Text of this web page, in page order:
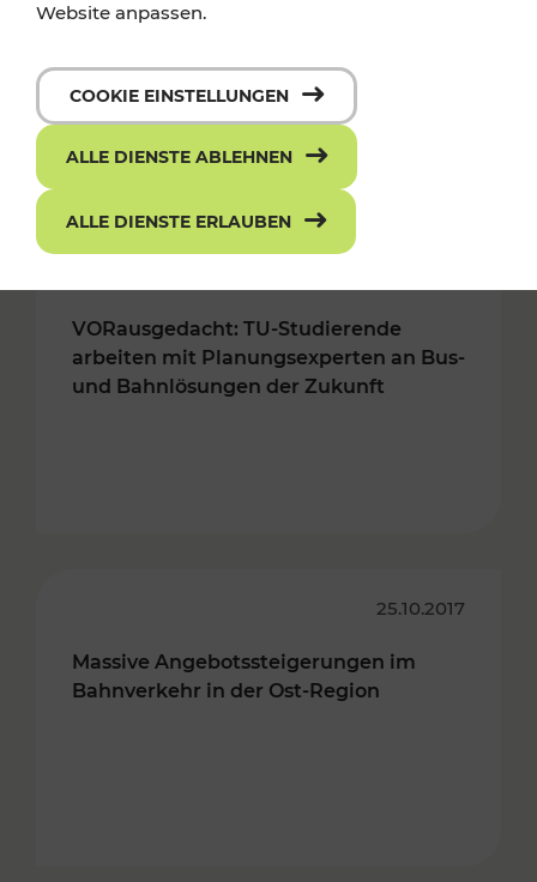
VORausgedacht: TU-Studierende
arbeiten mit Planungsexperten an Bus-
und Bahnlösungen der Zukunft
25.10.2017
Massive Angebotssteigerungen im
Bahnverkehr in der Ost-Region
Website anpassen.
COOKIE EINSTELLUNGEN
ALLE DIENSTE ABLEHNEN
ALLE DIENSTE ERLAUBEN